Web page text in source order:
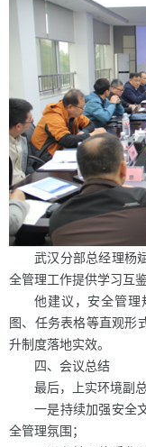
武汉分部总经理杨
全管理工作提供学习互
他建议，安全管理
图、任务表格等直观形
升制度落地实效。
四、会议总结
最后，上实环境副
一是持续加强安全
全管理氛围；